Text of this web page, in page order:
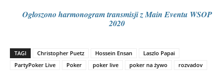
Ogłoszono harmonogram transmisji z Main Eventu WSOP
2020
TAGI Christopher Puetz Hossein Ensan
Laszlo Papai
PartyPoker Live
Poker poker live poker na żywo
rozvadov